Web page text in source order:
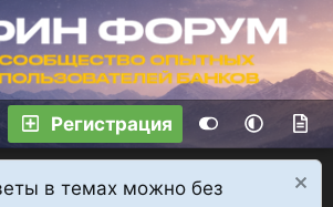
Регистрация
в темах можно без